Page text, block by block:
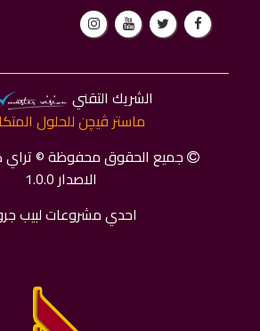
الشريك التقني
ماستر ﭬﻴﭽﻦ للحلول
جميع الحقوق محفوظة © تراي
الاصدار 1.0.0
احدي مشروعات لبيب